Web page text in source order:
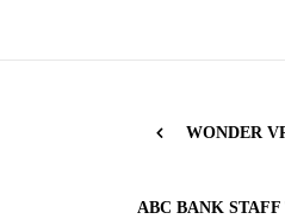
WONDER
ABC BANK